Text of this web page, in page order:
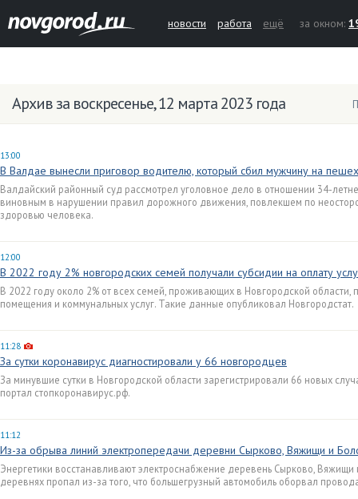
новости работа ещё за окном:
Архив за воскресенье, 12 марта 2023 года
13:00
В Валдае вынесли приговор водителю, который сбил мужчину на
Валдайский районный суд рассмотрел уголовное дело в отношении 34-
виновным в нарушении правил дорожного движения, повлекшем по
здоровью человека.
12:00
В 2022 году 2% новгородских семей получали субсидии на оплату
В 2022 году около 2% от всех семей, проживающих в Новгородской области,
помещения и коммунальных услуг. Такие данные опубликовал Новгородстат.
11:28
За сутки коронавирус диагностировали у 66 новгородцев
За минувшие сутки в Новгородской области зарегистрировали 66 новых
портал стопкоронавирус.рф.
11:12
Из-за обрыва линий электропередачи деревни Сырково, Вяжищи и
Энергетики восстанавливают электроснабжение деревень Сырково,
деревнях пропал из-за того, что большегрузный автомобиль оборвал